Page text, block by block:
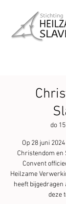
do
Op 28 juni
Christendom en
Convent
Heilzame
heeft
deze